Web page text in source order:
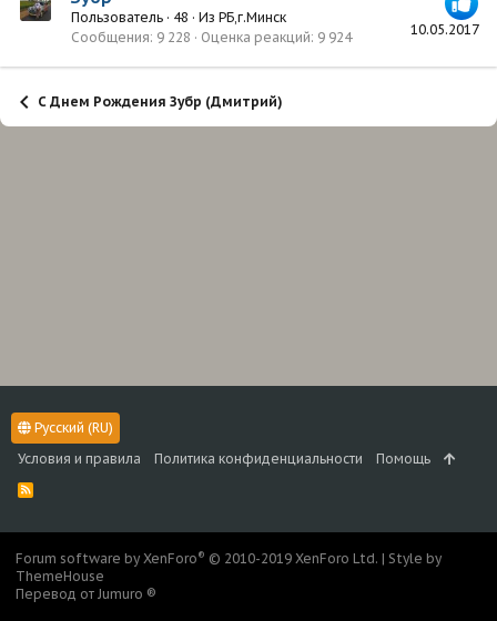
10.05.2017
Пользователь · 48 · Из РБ,г.Минск
Сообщения 9 228 Оценка реакций 9 924
С Днем Рождения Зубр (Дмитрий)
Русский (RU)
Условия и правила
Политика конфиденциальности Помощь
R
S
Forum software by XenForo® © 2010-2019 XenForo Ltd. | Style by
ThemeHouse
Перевод от Jumuro ®